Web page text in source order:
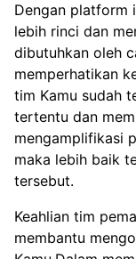
Dengan platform
lebih rinci dan
dibutuhkan oleh
memperhatikan
tim Kamu sudah
tertentu dan
mengamplifikasi
maka lebih baik
tersebut.
Keahlian tim
membantu